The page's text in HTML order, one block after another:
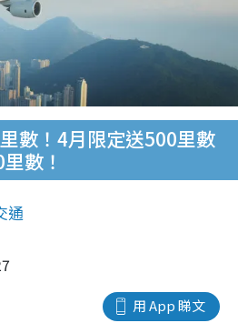
數！4月限定送500里數
數！
通
用 App 睇文